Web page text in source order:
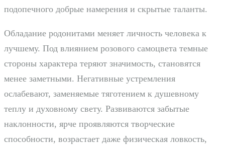
подопечного добрые намерения и скрытые таланты.
Обладание родонитами меняет личность человека к
лучшему. Под влиянием розового самоцвета темные
стороны характера теряют значимость, становятся
менее заметными. Негативные устремления
ослабевают, заменяемые тяготением к душевному
теплу и духовному свету. Развиваются забытые
наклонности, ярче проявляются творческие
способности, возрастает даже физическая ловкость,